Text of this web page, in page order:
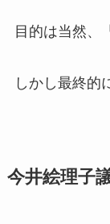
目的は当然、「
しかし最終的
今井絵理子